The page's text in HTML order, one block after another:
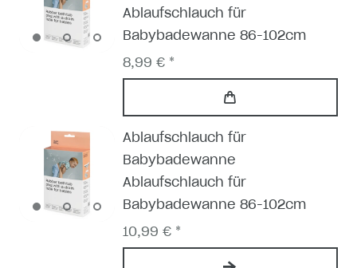
Ablaufschlauch für
Babybadewanne 86-102cm
8,99 € *
Ablaufschlauch für
Babybadewanne
Ablaufschlauch für
Babybadewanne 86-102cm
10,99 € *